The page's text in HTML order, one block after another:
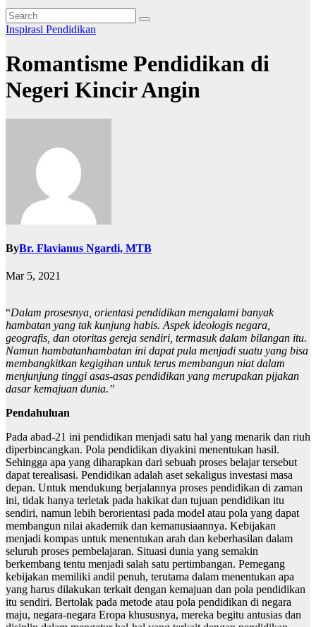
Inspirasi Pendidikan
Romantisme Pendidikan di
Negeri Kincir Angin
ByBr. Flavianus Ngardi, MTB
Mar 5, 2021
“Dalam prosesnya, orientasi pendidikan mengalami banyak
hambatan yang tak kunjung habis. Aspek ideologis negara,
geografis, dan otoritas gereja sendiri, termasuk dalam bilangan itu.
Namun hambatanhambatan ini dapat pula menjadi suatu yang bisa
membangkitkan kegigihan untuk terus membangun niat dalam
menjunjung tinggi asas-asas pendidikan yang merupakan pijakan
dasar kemajuan dunia.”
Pendahuluan
Pada abad-21 ini pendidikan menjadi satu hal yang menarik dan riuh
diperbincangkan. Pola pendidikan diyakini menentukan hasil.
Sehingga apa yang diharapkan dari sebuah proses belajar tersebut
dapat terealisasi. Pendidikan adalah aset sekaligus investasi masa
depan. Untuk mendukung berjalannya proses pendidikan di zaman
ini, tidak hanya terletak pada hakikat dan tujuan pendidikan itu
sendiri, namun lebih berorientasi pada model atau pola yang dapat
membangun nilai akademik dan kemanusiaannya. Kebijakan
menjadi kompas untuk menentukan arah dan keberhasilan dalam
seluruh proses pembelajaran. Situasi dunia yang semakin
berkembang tentu menjadi salah satu pertimbangan. Pemegang
kebijakan memiliki andil penuh, terutama dalam menentukan apa
yang harus dilakukan terkait dengan kemajuan dan pola pendidikan
itu sendiri. Bertolak pada metode atau pola pendidikan di negara
maju, negara-negara Eropa khususnya, mereka begitu antusias dan